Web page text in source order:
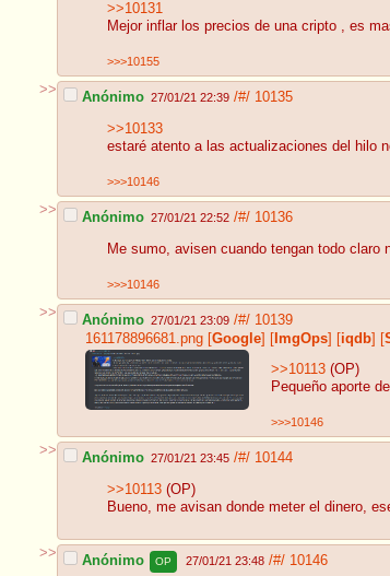
>>10131
Mejor inflar los precios de una cripto , es
>>>10155
>> Anónimo 27/01/21 22:39 /#/ 10135
>>10133
estaré atento a las actualizaciones del hilo
>>>10146
>> Anónimo 27/01/21 22:52 /#/ 10136
Me sumo, avisen cuando tengan todo claro
>>>10146
>> Anónimo 27/01/21 23:09 /#/ 10139
161178896681.png [Google] [ ImgOps] [iqdb] [
>>10113 (OP)
Pequeño aporte
>>>10146
>> Anónimo 27/01/21 23:45 /#/ 10144
>>10113 (OP)
Bueno, me avisan donde meter el dinero,
>> Anónimo OP 27/01/21 23:48 /#/ 10146